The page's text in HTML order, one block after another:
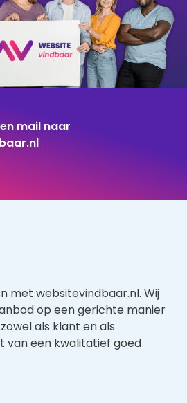
mail naar
op een gerichte manier
als klant en als
een kwalitatief goed